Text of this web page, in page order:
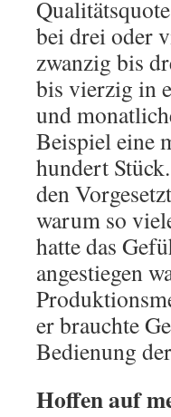
bei drei oder
zwanzig bis
bis vierzig in
und
Beispiel eine
hundert
den
warum so
hatte das
angestiegen
er brauchte
Bedienung
Hoffen auf